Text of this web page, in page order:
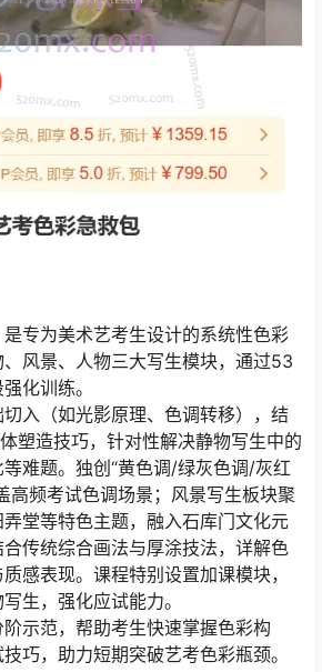
是专为美术艺考生设计的系统性色彩
风景、人物三大写生模块，通过53
化训练。
入（如光影原理、色调转移），结
塑造技巧，针对性解决静物写生中的
难题。独创“黄色调/绿灰色调/灰红
高频考试色调场景；风景写生板块聚
堂等特色主题，融入石库门文化元
传统综合画法与厚涂技法，详解色
感表现。课程特别设置加课模块，
生，强化应试能力。
示范，帮助考生快速掌握色彩构
巧，助力短期突破艺考色彩瓶颈。